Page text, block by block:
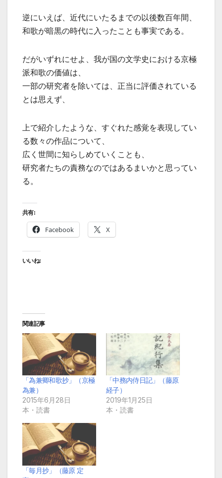
逆にいえば、近代にいたるまでの以後数百年間、
和歌が暗黒の時代に入ったことも事実である。
だがいずれにせよ、我が国の文学史における京極
派和歌の価値は、
一部の研究者を除いては、正当に評価されている
とは思えず、
上で紹介したような、すぐれた感覚を表現してい
る数々の作品について、
広く世間に知らしめていくことも、
研究者たちの責務なのではあるまいかと思ってい
る。
共有:
Facebook X
いいね:
関連記事
「為兼卿和歌抄」（京極
為兼）
2015年6月28日
本・読書
「中務内侍日記」（藤原
経子）
2019年1月25日
本・読書
「毎月抄」（藤原 定